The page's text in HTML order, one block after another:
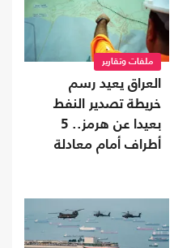
ملفات وتقارير
العراق يعيد رسم
خريطة تصدير النفط
بعيدا عن هرمز.. 5
أطراف أمام معادلة